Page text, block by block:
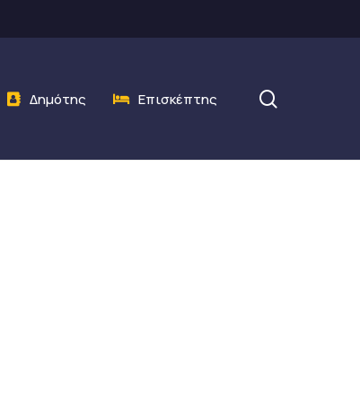
Δημότης Επισκέπτης